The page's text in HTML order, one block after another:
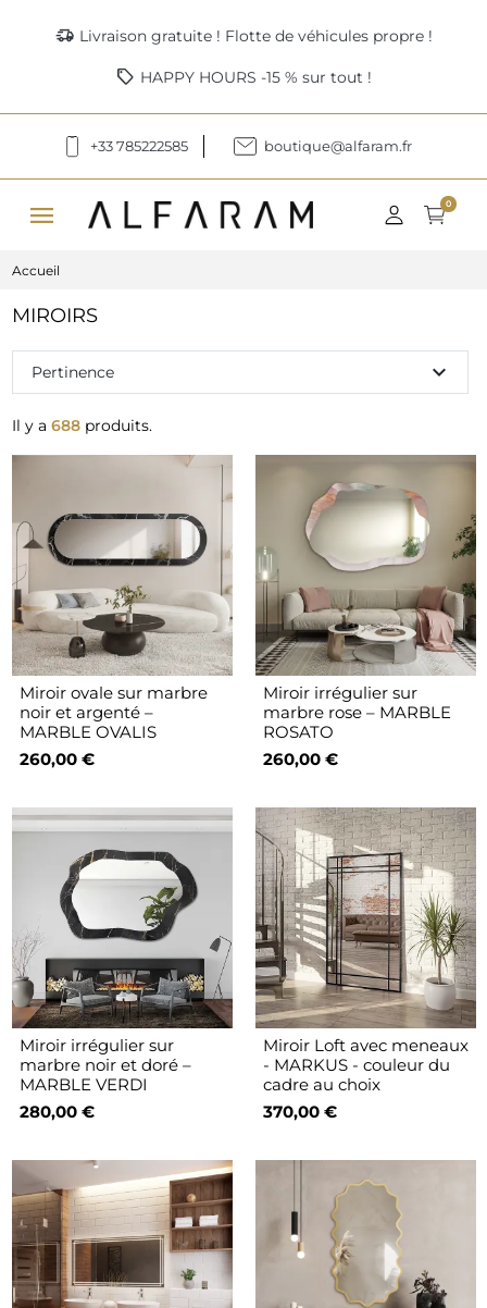
delivery_truck_speed Livraison gratuite ! Flotte de véhicules propre !
sell HAPPY HOURS -15 % sur tout !
+33 785222585 boutique@alfaram.fr
menu 0
Accueil
MIROIRS
Il y a 688produits.
Pertinence expand_more
Miroir ovale sur marbre
noir et argenté –
MARBLE OVALIS
260,00 €
Miroir irrégulier sur
marbre rose – MARBLE
ROSATO
260,00 €
Miroir irrégulier sur
marbre noir et doré –
MARBLE VERDI
280,00 €
Miroir Loft avec meneaux
- MARKUS - couleur du
cadre au choix
370,00 €